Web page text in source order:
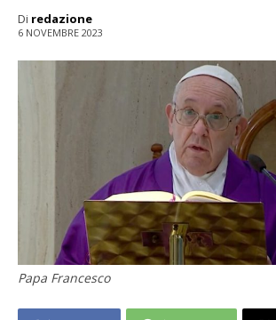
Di redazione
6 NOVEMBRE 2023
Papa Francesco